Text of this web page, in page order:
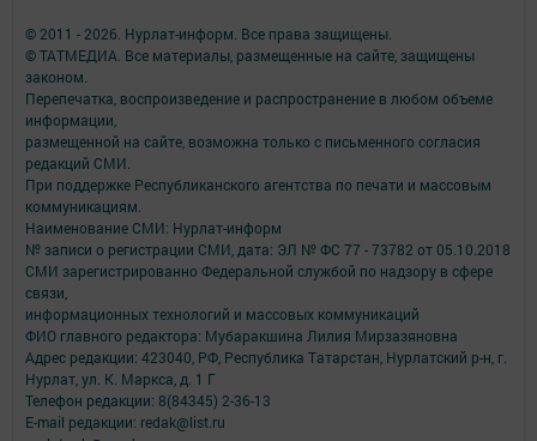
© 2011 - 2026. Нурлат-⁠информ. Все права защищены.
© ТАТМЕДИА. Все материалы, размещенные на сайте, защищены
законом.
Перепечатка, воспроизведение и распространение в любом объеме
информации,
размещенной на сайте, возможна только с письменного согласия
редакций СМИ.
При поддержке Республиканского агентства по печати и массовым
коммуникациям.
Наименование СМИ: Нурлат-⁠информ
№ записи о регистрации СМИ, дата: ЭЛ № ФС 77 -⁠ 73782 от 05.10.2018
СМИ зарегистрированно Федеральной службой по надзору в сфере
связи,
информационных технологий и массовых коммуникаций
ФИО главного редактора: Мубаракшина Лилия Мирзазяновна
Адрес редакции: 423040, РФ, Республика Татарстан, Нурлатский р-н, г.
Нурлат, ул. К. Маркса, д. 1 Г
Телефон редакции: 8(84345) 2-36-13
E-mail редакции: redak@list.ru